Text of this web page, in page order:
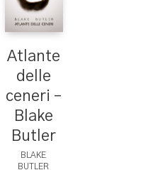
Atlante
delle
ceneri –
Blake
Butler
BLAKE
BUTLER